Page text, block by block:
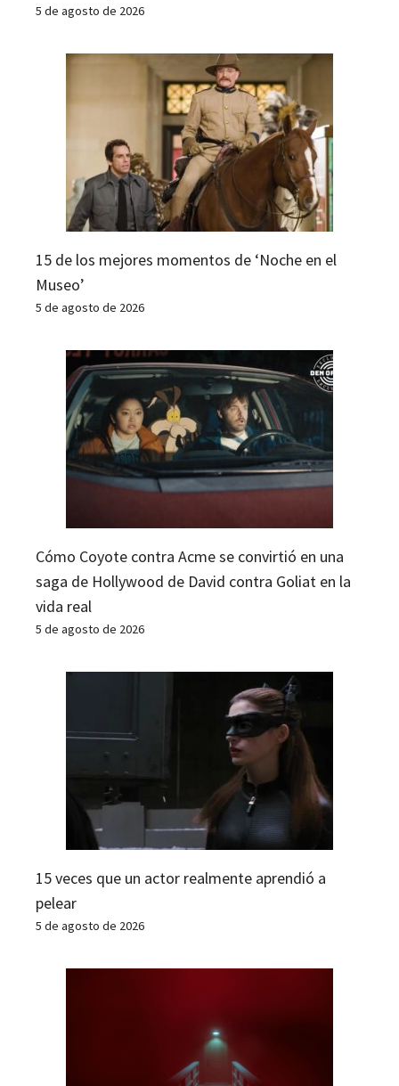
5 de agosto de 2026
15 de los mejores momentos de ‘Noche en el
Museo’
5 de agosto de 2026
Cómo Coyote contra Acme se convirtió en una
saga de Hollywood de David contra Goliat en la
vida real
5 de agosto de 2026
15 veces que un actor realmente aprendió a
pelear
5 de agosto de 2026